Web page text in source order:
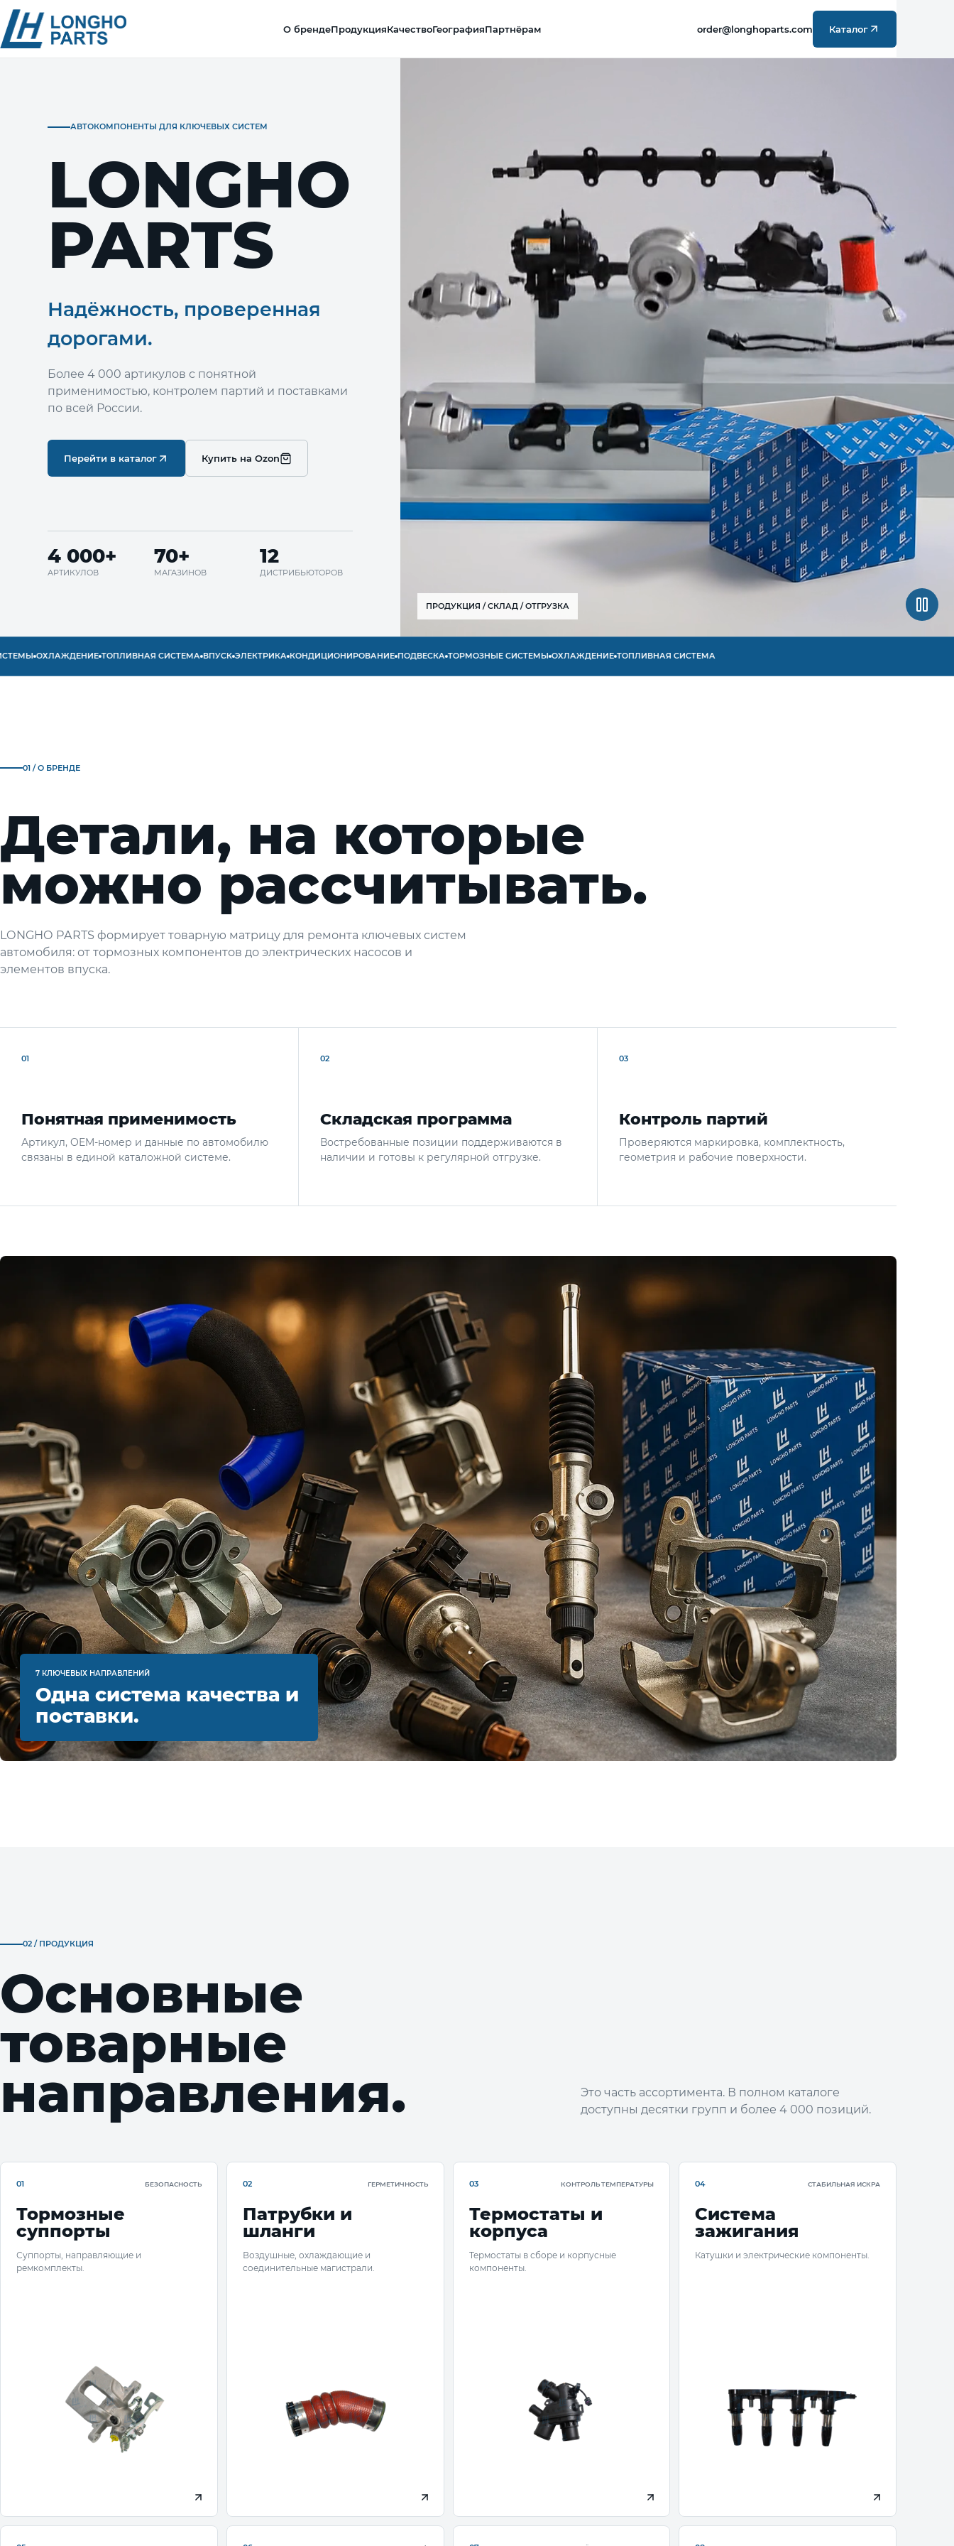
О брендеПродукцияКачествоГеографияПартнёрам order@longhoparts.com Каталог
АВТОКОМПОНЕНТЫ ДЛЯ КЛЮЧЕВЫХ СИСТЕМ
LONGHO
PARTS
Надёжность, проверенная
дорогами.
Более 4 000 артикулов с понятной
применимостью, контролем партий и поставками
по всей России.
Перейти в каталог Купить на Ozon
4 000+
АРТИКУЛОВ
70+
МАГАЗИНОВ
12
ДИСТРИБЬЮТОРОВ
ПРОДУКЦИЯ / СКЛАД / ОТГРУЗКА
ОХЛАЖДЕНИЕ ТОПЛИВНАЯ СИСТЕМА ВПУСК ЭЛЕКТРИКА КОНДИЦИОНИРОВАНИЕ ПОДВЕСКА ТОРМОЗНЫЕ СИСТЕМЫ ОХЛАЖДЕНИЕ ТОПЛИВНАЯ СИСТЕМА
01 / О БРЕНДЕ
Детали, на которые
можно рассчитывать.
LONGHO PARTS формирует товарную матрицу для ремонта ключевых систем
автомобиля: от тормозных компонентов до электрических насосов и
элементов впуска.
01
Понятная применимость
Артикул, OEM-номер и данные по автомобилю
связаны в единой каталожной системе.
02
Складская программа
Востребованные позиции поддерживаются в
наличии и готовы к регулярной отгрузке.
03
Контроль партий
Проверяются маркировка, комплектность,
геометрия и рабочие поверхности.
7 КЛЮЧЕВЫХ НАПРАВЛЕНИЙ
Одна система качества и
поставки.
02 / ПРОДУКЦИЯ
Основные
товарные
направления.
Это часть ассортимента. В полном каталоге
доступны десятки групп и более 4 000 позиций.
01 БЕЗОПАСНОСТЬ
Тормозные
суппорты
Суппорты, направляющие и
ремкомплекты.
02 ГЕРМЕТИЧНОСТЬ
Патрубки и
шланги
Воздушные, охлаждающие и
соединительные магистрали.
03 КОНТРОЛЬ ТЕМПЕРАТУРЫ
Термостаты и
корпуса
Термостаты в сборе и корпусные
компоненты.
04 СТАБИЛЬНАЯ ИСКРА
Система
зажигания
Катушки и электрические компоненты.